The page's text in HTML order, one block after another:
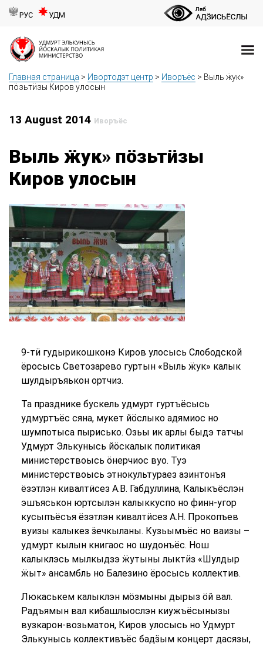
РУС УДМ
Главная страница > Ивортодэт центр > Иворъёс > Выль ӝук»
пӧзьтӥзы Киров улосын
13 August 2014 Иворъёс
Выль ӝук» пӧзьтӥзы
Киров улосын
9-тӥ гудырикошконэ Киров улосысь Слободской
ёросысь Светозарево гуртын «Выль ӝук» калык
шулдыръяькон ортчиз.
Та празднике бускель удмурт гуртъёсысь
удмуртъёс сяна, мукет йӧслыко адямиос но
шумпотыса пырисько. Озьы ик арлы быдэ татчы
Удмурт Элькунысь йӧскалык политикая
министерствоысь ӧнерчиос вуо. Туэ
министерствоысь этнокультураез азинтонъя
ёзэтлэн кивалтӥсез А.В. Габдуллина, Калыкъёслэн
эшъяськон юртсылэн калыккуспо но финн-угор
кусыпъёсъя ёзэтлэн кивалтӥсез А.Н. Прокопъев
вуизы калыкез ӟечкыланы. Кузьымъёс но ваизы –
удмурт кылын книгаос но шудонъёс. Нош
калыклэсь мылкыдзэ ӝутыны лыктӥз «Шулдыр
ӝыт» ансамбль но Балезино ёросысь коллектив.
Люкаськем калыклэн мӧзмыны дырыз ӧй вал.
Радъямын вал кибашлыослэн киужъёсынызы
вузкарон-возьматон, Киров улосысь но Удмурт
Элькунысь коллективъёс бадӟым концерт дасязы,